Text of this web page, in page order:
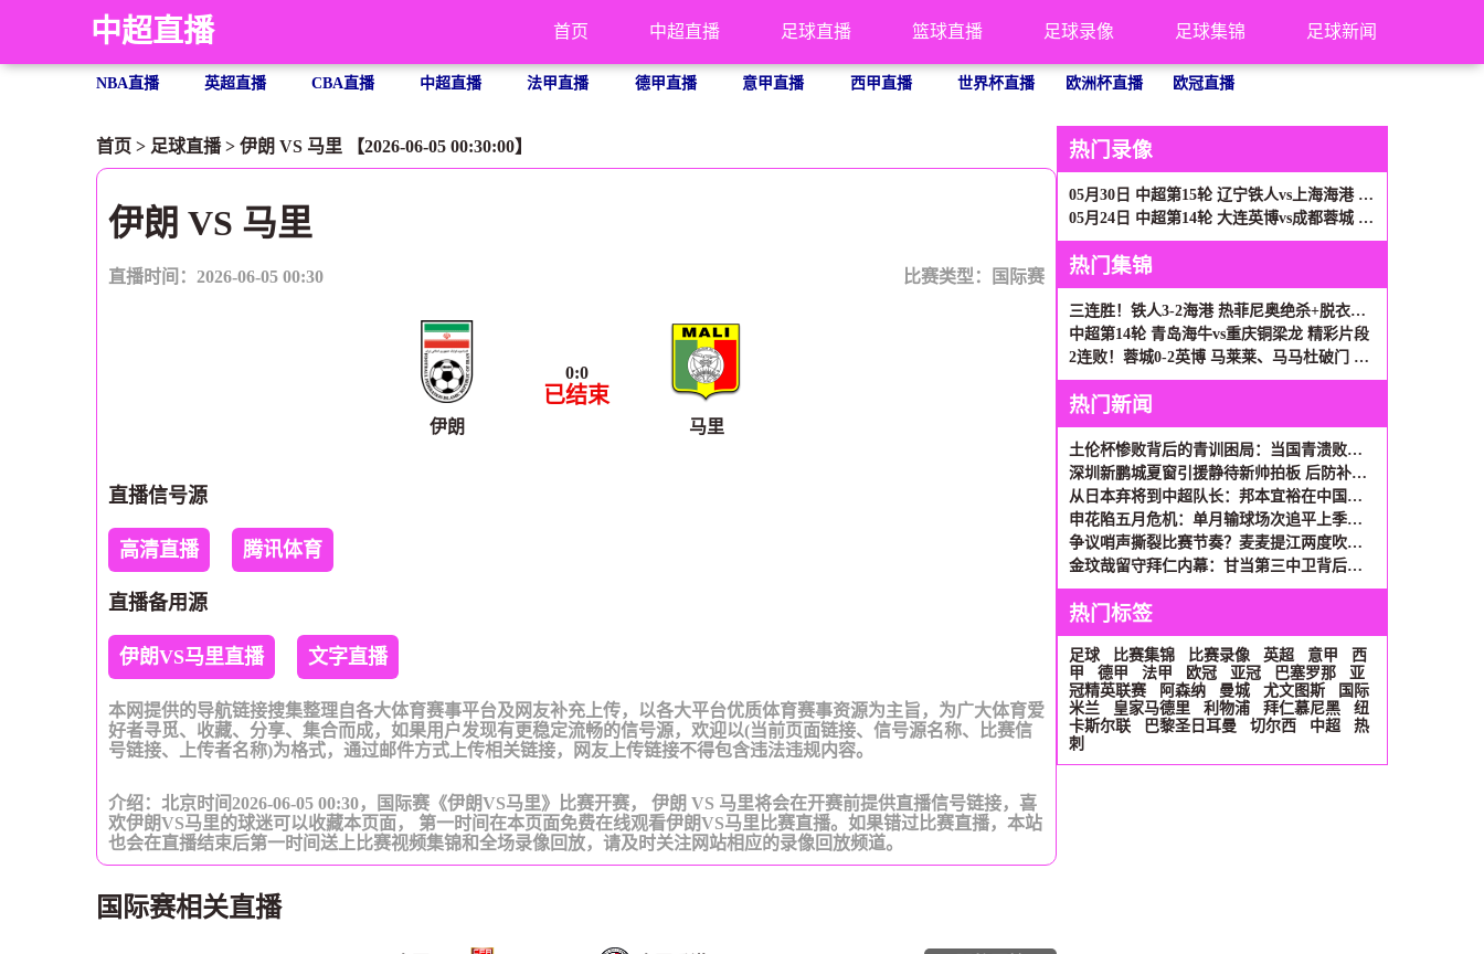
中超直播 首页 中超直播 足球直播 篮球直播 足球录像 足球集锦 足球新闻
NBA直播 英超直播 CBA直播 中超直播 法甲直播 德甲直播 意甲直播 西甲直播 世界杯直播 欧洲杯直播 欧冠直播
首页 > 足球直播> 伊朗 VS 马里 【2026-06-05 00:30:00】
伊朗 VS 马里
直播时间：2026-06-05 00:30 比赛类型： 国际赛
伊朗
0:0
已结束
马里
直播信号源
高清直播 腾讯体育
直播备用源
伊朗VS马里直播 文字直播
本网提供的导航链接搜集整理自各大体育赛事平台及网友补充上传，以各大平台优质体育赛事资源为主旨，为广大体育爱
好者寻觅、收藏、分享、集合而成，如果用户发现有更稳定流畅的信号源，欢迎以(当前页面链接、信号源名称、比赛信
号链接、上传者名称)为格式，通过邮件方式上传相关链接，网友上传链接不得包含违法违规内容。
介绍：北京时间2026-06-05 00:30，国际赛《伊朗VS马里》比赛开赛， 伊朗 VS 马里将会在开赛前提供直播信号链接，喜
欢伊朗VS马里的球迷可以收藏本页面， 第一时间在本页面免费在线观看伊朗VS马里比赛直播。如果错过比赛直播，本站
也会在直播结束后第一时间送上比赛视频集锦和全场录像回放，请及时关注网站相应的录像回放频道。
国际赛相关直播
热门录像
05月30日 中超第15轮 辽宁铁人vs上海海港 全场录像
05月24日 中超第14轮 大连英博vs成都蓉城 全场录像
热门集锦
三连胜！铁人3-2海港 热菲尼奥绝杀+脱衣吃第2黄 姆本扎3轮轰6球
中超第14轮 青岛海牛vs重庆铜梁龙 精彩片段
2连败！蓉城0-2英博 马莱莱、马马杜破门 英博近5轮首胜升第二
热门新闻
土伦杯惨败背后的青训困局：当国青溃败遇上民间奇迹
深圳新鹏城夏窗引援静待新帅拍板 后防补强成当务之急
从日本弃将到中超队长：邦本宜裕在中国的涅槃之路
申花陷五月危机：单月输球场次追平上季全年 间歇期成救命稻草
争议哨声撕裂比赛节奏？麦麦提江两度吹罚杨帅引爆申花替补席
金玟哉留守拜仁内幕：甘当第三中卫背后，1700万年薪成关键砝码
热门标签
足球 比赛集锦 比赛录像 英超 意甲
西
甲
德甲 法甲 欧冠 亚冠 巴塞罗那
亚
冠精英联赛
阿森纳 曼城 尤文图斯
国际
米兰
皇家马德里 利物浦 拜仁慕尼黑
纽
卡斯尔联
巴黎圣日耳曼 切尔西 中超
热
刺